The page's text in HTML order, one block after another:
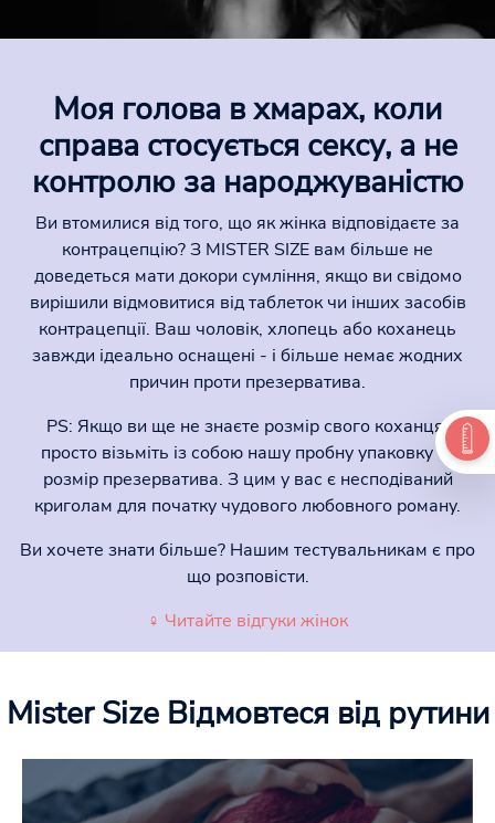
Моя голова в хмарах, коли
справа стосується сексу, а не
контролю за народжуваністю
Ви втомилися від того, що як жінка відповідаєте за
контрацепцію? З MISTER SIZE вам більше не
доведеться мати докори сумління, якщо ви свідомо
вирішили відмовитися від таблеток чи інших засобів
контрацепції. Ваш чоловік, хлопець або коханець
завжди ідеально оснащені - і більше немає жодних
причин проти презерватива.
PS: Якщо ви ще не знаєте розмір свого коханця,
просто візьміть із собою нашу пробну упаковку та
розмір презерватива. З цим у вас є несподіваний
криголам для початку чудового любовного роману.
Ви хочете знати більше? Нашим тестувальникам є про
що розповісти.
♀ Читайте відгуки жінок
Mister Size Відмовтеся від рутини